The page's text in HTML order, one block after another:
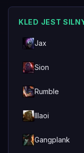
KLED JEST
Jax
Sion
Rumble
Illaoi
Gangplank